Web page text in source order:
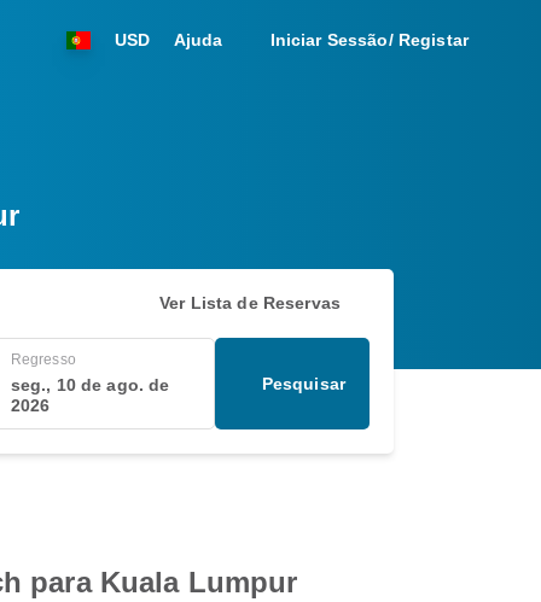
USD Ajuda Iniciar Sessão/ Registar
Ver Lista de Reservas
Regresso
seg., 10 de ago. de
2026
Pesquisar
para Kuala Lumpur